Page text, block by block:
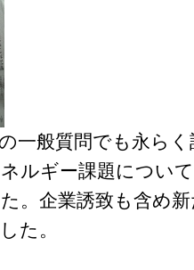
一般質問でも永ら
ルギー課題につい
。企業誘致も含め
た。